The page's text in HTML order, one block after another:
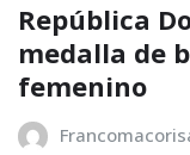
República
medalla de
femenino